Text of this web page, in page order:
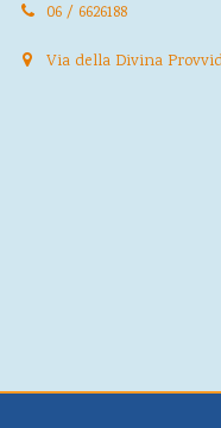
06 / 6626188
Via della Divina